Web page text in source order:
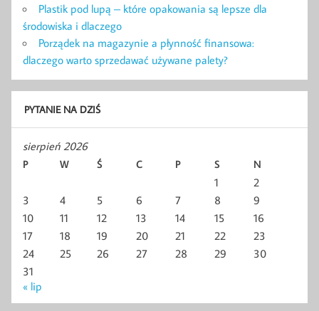
Plastik pod lupą – które opakowania są lepsze dla
środowiska i dlaczego
Porządek na magazynie a płynność finansowa:
dlaczego warto sprzedawać używane palety?
PYTANIE NA DZIŚ
sierpień 2026
P W Ś C P S N
1
2
3
4 5 6 7 8
9
10
11 12 13 14 15
16
17
18 19 20 21 22
23
24
25 26 27 28 29
30
31
« lip